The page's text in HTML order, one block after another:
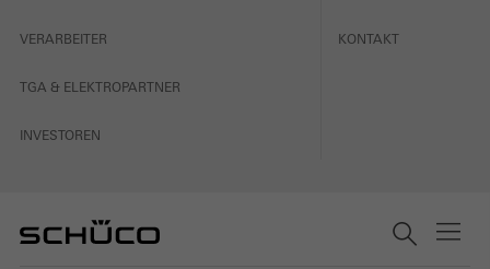
VERARBEITER
TGA & ELEKTROPARTNER
INVESTOREN
KONTAKT